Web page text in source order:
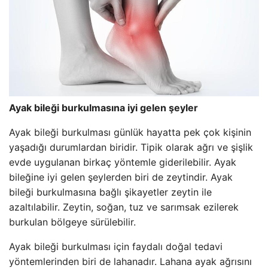
Ayak bileği burkulmasına iyi gelen şeyler
Ayak bileği burkulması günlük hayatta pek çok kişinin
yaşadığı durumlardan biridir. Tipik olarak ağrı ve şişlik
evde uygulanan birkaç yöntemle giderilebilir. Ayak
bileğine iyi gelen şeylerden biri de zeytindir. Ayak
bileği burkulmasına bağlı şikayetler zeytin ile
azaltılabilir. Zeytin, soğan, tuz ve sarımsak ezilerek
burkulan bölgeye sürülebilir.
Ayak bileği burkulması için faydalı doğal tedavi
yöntemlerinden biri de lahanadır. Lahana ayak ağrısını